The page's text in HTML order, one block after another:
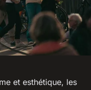
et esthétique, les